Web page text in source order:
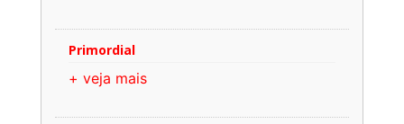
Primordial
+ veja mais